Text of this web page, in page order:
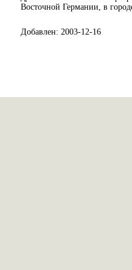
Восточной Германии, в
Добавлен: 2003-12-16